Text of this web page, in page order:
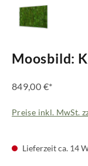
Moosbild:
849,00 €*
Preise inkl. MwSt.
Lieferzeit ca. 14